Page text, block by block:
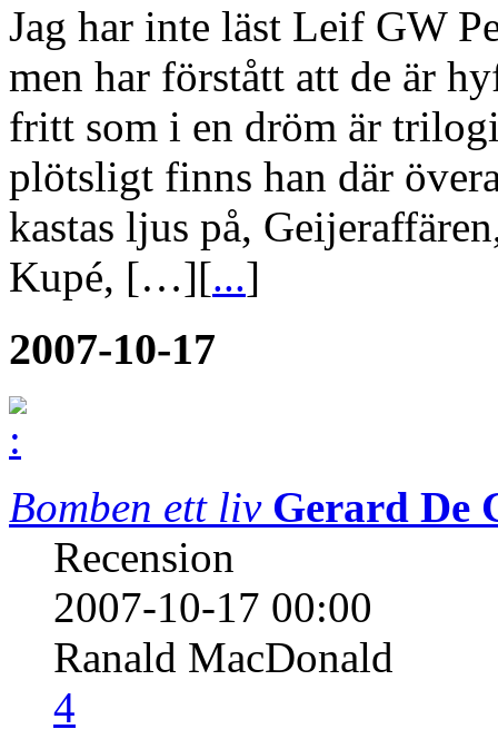
Jag har inte läst Leif GW
men har förstått att de är
fritt som i en dröm är
plötsligt finns han där
kastas ljus på,
Kupé, […][...]
2007-10-17
Bomben ett liv Gerard De
Recension
2007-10-17 00:00
Ranald MacDonald
4